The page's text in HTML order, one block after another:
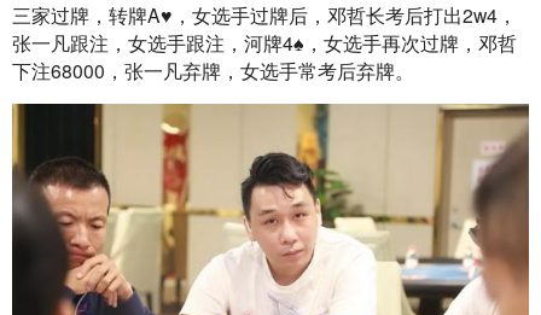
三家过牌，转牌A♥️，女选手过牌后，邓哲长考后打出2w4，
张一凡跟注，女选手跟注，河牌4♠️，女选手再次过牌，邓哲
下注68000，张一凡弃牌，女选手常考后弃牌。